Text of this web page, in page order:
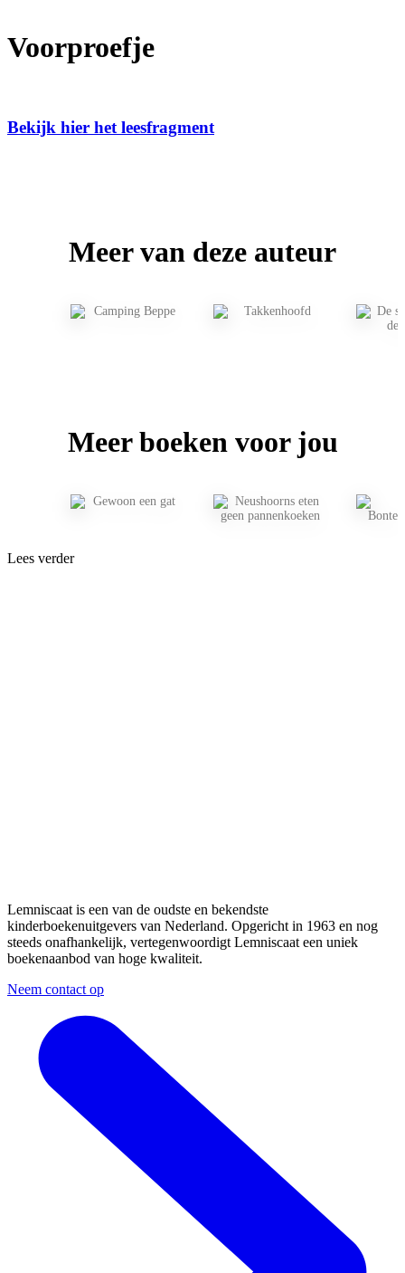
Voorproefje
Bekijk hier het leesfragment
Meer van deze auteur
Meer boeken voor jou
Lees verder
Lemniscaat is een van de oudste en bekendste
kinderboekenuitgevers van Nederland. Opgericht in 1963 en nog
steeds onafhankelijk, vertegenwoordigt Lemniscaat een uniek
boekenaanbod van hoge kwaliteit.
Neem contact op